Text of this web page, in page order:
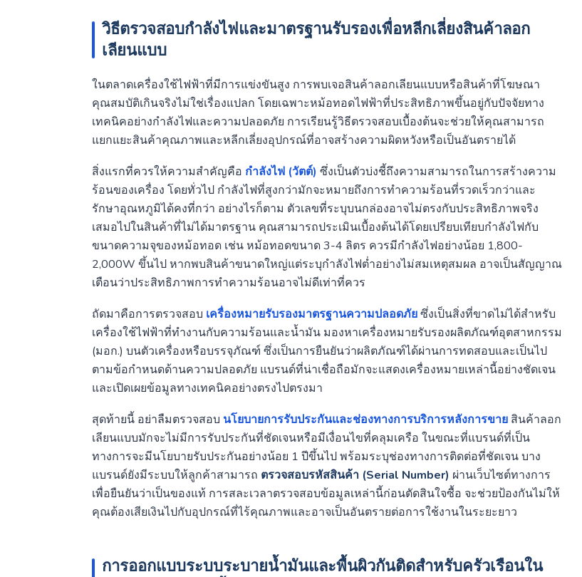
วิธีตรวจสอบกำลังไฟและมาตรฐานรับรองเพื่อหลีกเลี่ยงสินค้าลอก
เลียนแบบ
ในตลาดเครื่องใช้ไฟฟ้าที่มีการแข่งขันสูง การพบเจอสินค้าลอกเลียนแบบหรือสินค้าที่โฆษณา
คุณสมบัติเกินจริงไม่ใช่เรื่องแปลก โดยเฉพาะหม้อทอดไฟฟ้าที่ประสิทธิภาพขึ้นอยู่กับปัจจัยทาง
เทคนิคอย่างกำลังไฟและความปลอดภัย การเรียนรู้วิธีตรวจสอบเบื้องต้นจะช่วยให้คุณสามารถ
แยกแยะสินค้าคุณภาพและหลีกเลี่ยงอุปกรณ์ที่อาจสร้างความผิดหวังหรือเป็นอันตรายได้
สิ่งแรกที่ควรให้ความสำคัญคือ กำลังไฟ (วัตต์) ซึ่งเป็นตัวบ่งชี้ถึงความสามารถในการสร้างความ
ร้อนของเครื่อง โดยทั่วไป กำลังไฟที่สูงกว่ามักจะหมายถึงการทำความร้อนที่รวดเร็วกว่าและ
รักษาอุณหภูมิได้คงที่กว่า อย่างไรก็ตาม ตัวเลขที่ระบุบนกล่องอาจไม่ตรงกับประสิทธิภาพจริง
เสมอไปในสินค้าที่ไม่ได้มาตรฐาน คุณสามารถประเมินเบื้องต้นได้โดยเปรียบเทียบกำลังไฟกับ
ขนาดความจุของหม้อทอด เช่น หม้อทอดขนาด 3-4 ลิตร ควรมีกำลังไฟอย่างน้อย 1,800-
2,000W ขึ้นไป หากพบสินค้าขนาดใหญ่แต่ระบุกำลังไฟต่ำอย่างไม่สมเหตุสมผล อาจเป็นสัญญาณ
เตือนว่าประสิทธิภาพการทำความร้อนอาจไม่ดีเท่าที่ควร
ถัดมาคือการตรวจสอบ เครื่องหมายรับรองมาตรฐานความปลอดภัยซึ่งเป็นสิ่งที่ขาดไม่ได้สำหรับ
เครื่องใช้ไฟฟ้าที่ทำงานกับความร้อนและน้ำมัน มองหาเครื่องหมายรับรองผลิตภัณฑ์อุตสาหกรรม
(มอก.) บนตัวเครื่องหรือบรรจุภัณฑ์ ซึ่งเป็นการยืนยันว่าผลิตภัณฑ์ได้ผ่านการทดสอบและเป็นไป
ตามข้อกำหนดด้านความปลอดภัย แบรนด์ที่น่าเชื่อถือมักจะแสดงเครื่องหมายเหล่านี้อย่างชัดเจน
และเปิดเผยข้อมูลทางเทคนิคอย่างตรงไปตรงมา
สุดท้ายนี้ อย่าลืมตรวจสอบ นโยบายการรับประกันและช่องทางการบริการหลังการขายสินค้าลอก
เลียนแบบมักจะไม่มีการรับประกันที่ชัดเจนหรือมีเงื่อนไขที่คลุมเครือ ในขณะที่แบรนด์ที่เป็น
ทางการจะมีนโยบายรับประกันอย่างน้อย 1 ปีขึ้นไป พร้อมระบุช่องทางการติดต่อที่ชัดเจน บาง
แบรนด์ยังมีระบบให้ลูกค้าสามารถ ตรวจสอบรหัสสินค้า (Serial Number) ผ่านเว็บไซต์ทางการ
เพื่อยืนยันว่าเป็นของแท้ การสละเวลาตรวจสอบข้อมูลเหล่านี้ก่อนตัดสินใจซื้อ จะช่วยป้องกันไม่ให้
คุณต้องเสียเงินไปกับอุปกรณ์ที่ไร้คุณภาพและอาจเป็นอันตรายต่อการใช้งานในระยะยาว
การออกแบบระบบระบายน้ำมันและพื้นผิวกันติดสำหรับครัวเรือนใน